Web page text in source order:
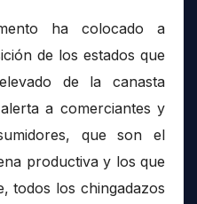
ha colocado a
de los estados que
de la canasta
a comerciantes y
que son el
productiva y los que
todos los chingadazos